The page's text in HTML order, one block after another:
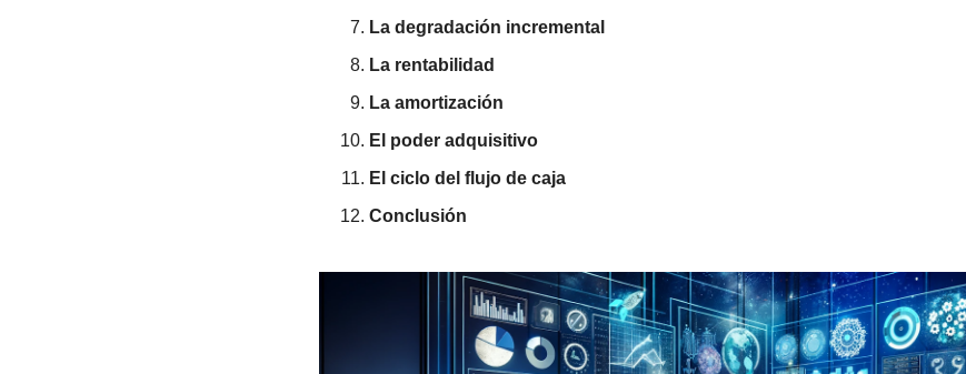
La degradación incremental
La rentabilidad
La amortización
El poder adquisitivo
El ciclo del flujo de caja
Conclusión